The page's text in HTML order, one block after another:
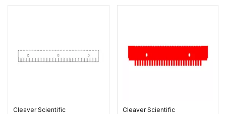
MSSCREEN24-NC,
MSCHOICEST25 -
Cleaver Scientific Cleaver Scientific